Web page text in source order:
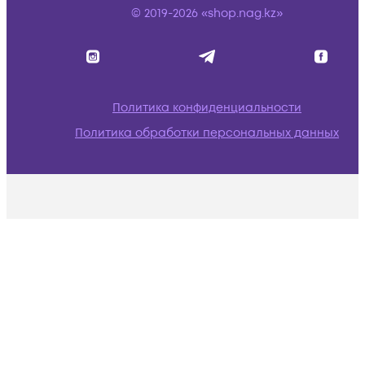
© 2019-2026 «shop.nag.kz»
Политика конфиденциальности
Политика обработки персональных данных